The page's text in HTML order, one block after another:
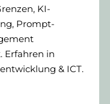
KI-
Prompt-
Erfahren in
& ICT.